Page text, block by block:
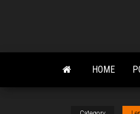
content
HOME